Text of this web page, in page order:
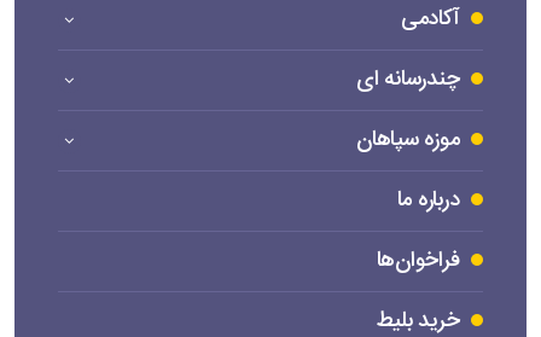
آکادمی
چندرسانه ای
موزه سپاهان
درباره ما
فراخوان‌ها
خرید بلیط